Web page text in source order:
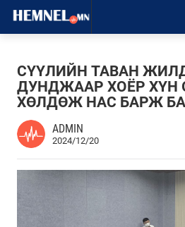
СҮҮЛИЙН ТАВАН
ДУНДЖААР ХОЁР ХҮН
ХӨЛДӨЖ НАС БАРЖ
ADMIN
2024/12/20